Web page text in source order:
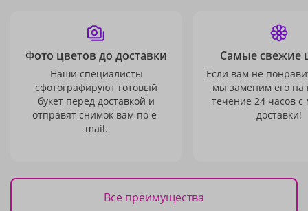
Фото цветов до доставки
Наши специалисты
сфотографируют готовый
букет перед доставкой и
отправят снимок вам по e-
mail.
Самые свежие
Если вам не
мы заменим его на
течение 24 часов с
доставки!
Все преимущества